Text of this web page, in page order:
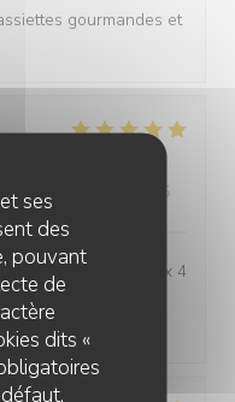
ses
des
pouvant
de
dits «
gourmandes et
:5/5 Qualité / Prix /5
à l'Auberge aux 4
(repas et
!